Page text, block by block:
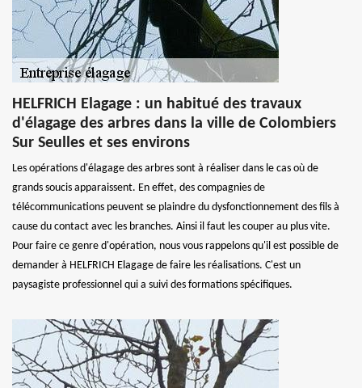
HELFRICH Elagage : un habitué des travaux
d'élagage des arbres dans la ville de Colombiers
Sur Seulles et ses environs
Les opérations d'élagage des arbres sont à réaliser dans le cas où de
grands soucis apparaissent. En effet, des compagnies de
télécommunications peuvent se plaindre du dysfonctionnement des fils à
cause du contact avec les branches. Ainsi il faut les couper au plus vite.
Pour faire ce genre d'opération, nous vous rappelons qu'il est possible de
demander à HELFRICH Elagage de faire les réalisations. C'est un
paysagiste professionnel qui a suivi des formations spécifiques.